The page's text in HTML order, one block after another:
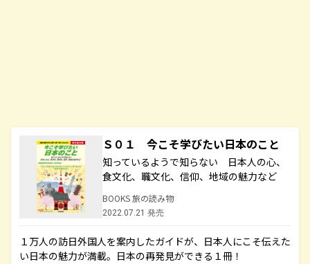
Ｓ０１ 今こそ学びたい日本のこと
知っているようで知らない 日本人の心、
食文化、職文化、信仰、地域の魅力など
BOOKS 旅の読み物
2022.07.21 発売
１万人の訪日外国人を案内したガイドが、日本人にこそ伝えた
い日本の魅力が満載。日本の再発見ができる１冊！